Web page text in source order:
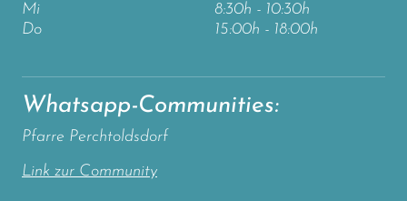
Mi
8:30h - 10:30h
Do
15:00h - 18:00h
Whatsapp-Communities:
Pfarre Perchtoldsdorf
Link zur Community